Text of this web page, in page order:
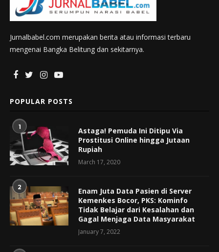
Jurnalbabel.com merupakan berita atau informasi terbaru
mengenai Bangka Belitung dan sekitarnya.
POPULAR POSTS
1
Astaga! Pemuda Ini Ditipu Via
Prostitusi Online hingga Jutaan
Rupiah
March 17, 2020
2
Enam Juta Data Pasien di Server
Kemenkes Bocor, PKS: Kominfo
Tidak Belajar dari Kesalahan dan
Gagal Menjaga Data Masyarakat
January 7, 2022